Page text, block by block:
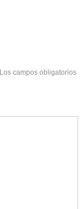
Los campos obligatorios